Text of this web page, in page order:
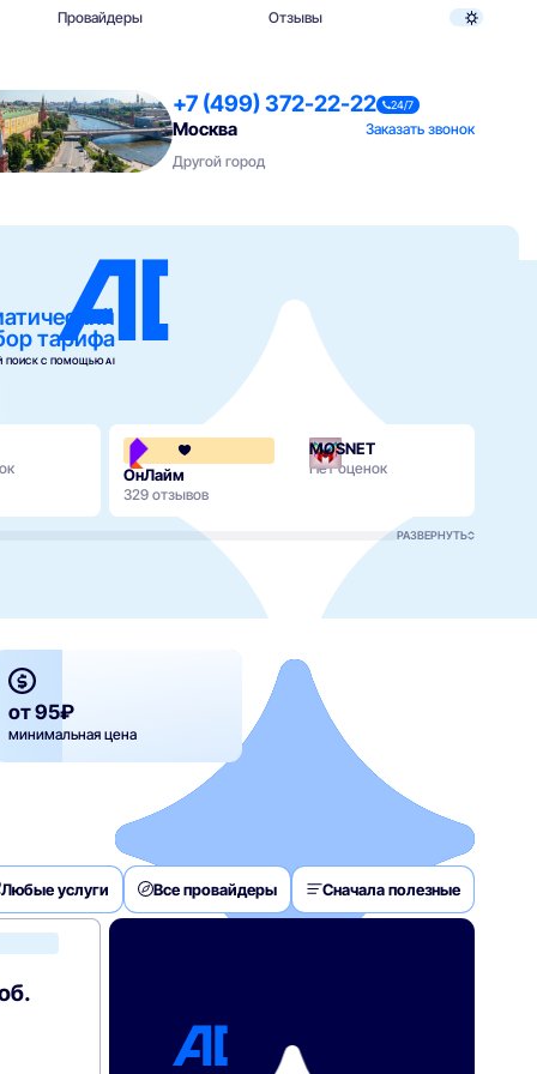
Провайдеры Отзывы
+7 (499) 372-22-22 24/7
Москва
Заказать звонок
Другой город
тарифа
ПОИСК С ПОМОЩЬЮ AI
3.8
ОнЛайм
329 отзывов
MOSNET
Нет оценок
РАЗВЕРНУТЬ
от 95₽
минимальная цена
Любые услуги Все провайдеры Сначала полезные